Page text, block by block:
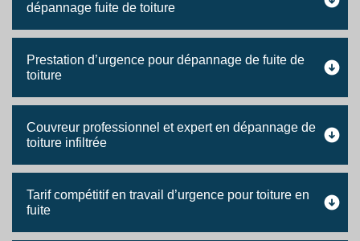
dépannage fuite de toiture
Prestation d’urgence pour dépannage de fuite de
toiture
Couvreur professionnel et expert en dépannage de
toiture infiltrée
Tarif compétitif en travail d’urgence pour toiture en
fuite